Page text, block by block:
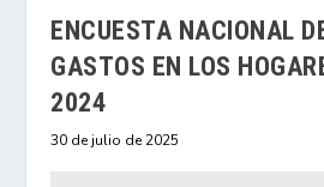
ENCUESTA NACIONAL
GASTOS EN LOS
2024
30 de julio de 2025